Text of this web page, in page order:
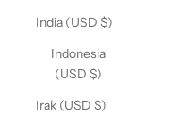
India (USD $)
Indonesia
(USD $)
Irak (USD $)